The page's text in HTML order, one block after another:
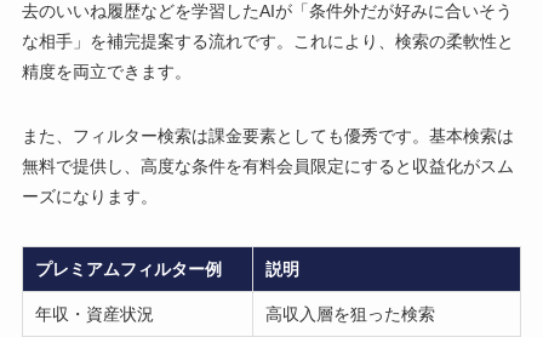
去のいいね履歴などを学習したAIが「条件外だが好みに合いそう
な相手」を補完提案する流れです。これにより、検索の柔軟性と
精度を両立できます。
また、フィルター検索は課金要素としても優秀です。基本検索は
無料で提供し、高度な条件を有料会員限定にすると収益化がスム
ーズになります。
プレミアムフィルター例 説明
年収・資産状況 高収入層を狙った検索